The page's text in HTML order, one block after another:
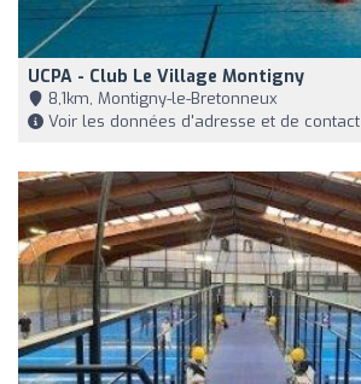
UCPA - Club Le Village Montigny
8,1km, Montigny-le-Bretonneux
Voir les données d'adresse et de contact